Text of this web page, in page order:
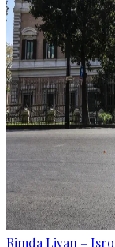
Rimda Livan –